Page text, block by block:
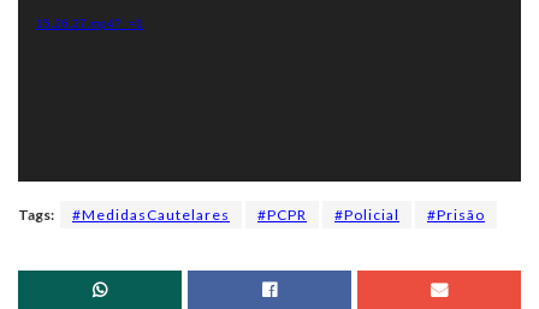
15.26.27.mp4?_=1
Tags: #MedidasCautelares #PCPR #Policial #Prisão